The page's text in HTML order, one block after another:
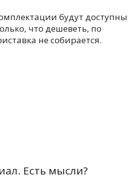
будут доступны
что дешеветь, по
не собирается.
Есть мысли?